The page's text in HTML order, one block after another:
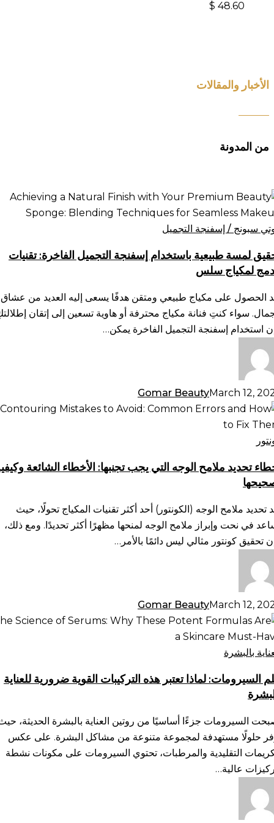
$ 48.60
الأخبار والمقالات
من المدونة
سبونج / إسفنجة التجميل
لمسة طبيعية باستخدام إسفنجة التجميل الفاخرة: تقنيات
لمكياج سلس
الحصول على مكياج طبيعي ومتقن هدفًا يسعى إليه العديد من عشاق
سواء كنتِ فنانة مكياج محترفة أو هاوية تسعين إلى إتقان
استخدام إسفنجة التجميل الفاخرة يمكن…
Gomar BeautyMarch 12,
تحديد ملامح الوجه التي يجب تجنبها: الأخطاء الشائعة
تحديد ملامح الوجه (الكونتور) أحد أكثر تقنيات المكياج تحولًا، حيث
في نحت وإبراز ملامح الوجه لمنحها مظهرًا أكثر تحديدًا. ومع ذلك،
تحقيق كونتور مثالي ليس دائمًا بالأمر…
Gomar BeautyMarch 12,
بالبشرة
السيرومات: لماذا تعتبر هذه التركيبات القوية ضرورية للعناية
السيرومات جزءًا أساسيًا من روتين العناية بالبشرة الحديثة،
حلولًا مستهدفة لمجموعة متنوعة من مشاكل البشرة. على عكس
التقليدية والمرطبات، تحتوي السيرومات على مكونات نشطة
عالية…